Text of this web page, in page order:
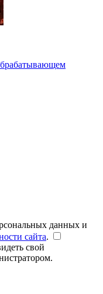
данных и
сайта.
свой